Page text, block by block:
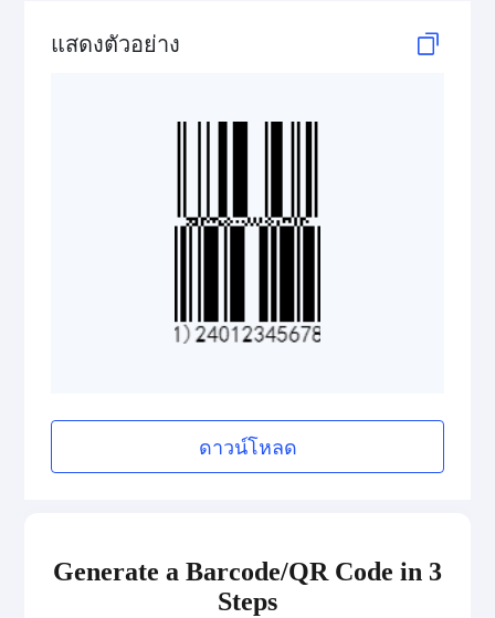
GS1 DataBar Truncated
แสดงตัวอย่าง
ดาวน์โหลด
Generate a Barcode/QR Code in 3
Steps